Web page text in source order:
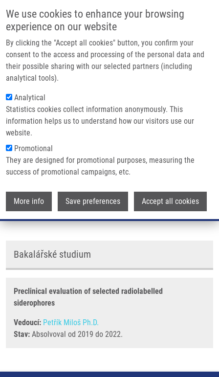
We use cookies to enhance your browsing
experience on our website
By clicking the "Accept all cookies" button, you confirm your
consent to the access and processing of the personal data and
their possible sharing with our selected partners (including
analytical tools).
Analytical
Statistics cookies collect information anonymously. This
information helps us to understand how our visitors use our
website.
Promotional
They are designed for promotional purposes, measuring the
success of promotional campaigns, etc.
More info Save preferences Accept all cookies
Main
Domů
Partner institutions
Technologie a služby
Kontakt
Drobečková navigace
Domů Budošová Valéria
Budošová Valéria
Skupiny: LEM, BAKALÁŘSKÝ
STUDENT
Bakalářské studium
Preclinical evaluation of selected radiolabelled
siderophores
Vedoucí: Petřík Miloš Ph.D.
Stav: Absolvoval od 2019 do 2022.